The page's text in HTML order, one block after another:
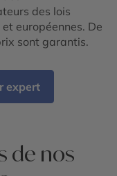
des lois
européennes. De
sont garantis.
expert
de nos